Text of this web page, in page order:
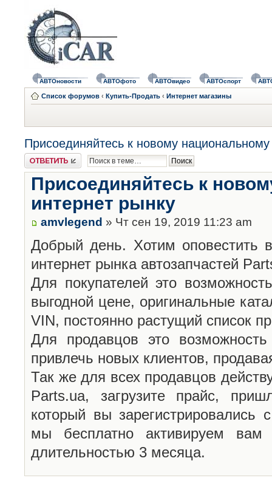
АВТОновости АВТОфото АВТОвидео АВТОспорт
Список форумов ‹ Купить-Продать ‹ Интернет магазины
Присоединяйтесь к новому национальному
Ответить
Присоединяйтесь к
интернет рынку
amvlegend » Чт сен 19, 2019 11:23 am
Добрый день. Хотим оповестить
интернет рынка автозапчастей
Для покупателей это
выгодной цене, оригинальные
VIN, постоянно растущий список
Для продавцов это
привлечь новых клиентов,
Так же для всех продавцов
Parts.ua, загрузите прайс,
который вы
мы бесплатно активируем
длительностью 3 месяца.